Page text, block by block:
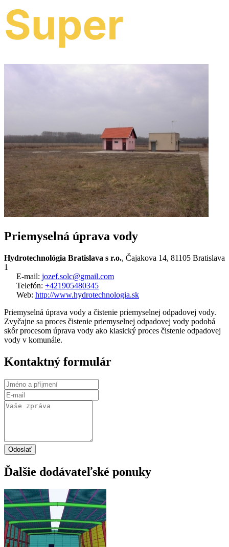
Priemyselná úprava vody
Hydrotechnológia Bratislava s r.o., Čajakova 14, 81105 Bratislava
1
E-mail: jozef.solc@gmail.com
Telefón: +421905480345
Web: http://www.hydrotechnologia.sk
Priemyselná úprava vody a čistenie priemyselnej odpadovej vody.
Zvyčajne sa proces čistenie priemyselnej odpadovej vody podobá
skôr procesom úprava vody ako klasický proces čistenie odpadovej
vody v komunále.
Kontaktný formulár
Odoslať
Ďalšie dodávateľské ponuky